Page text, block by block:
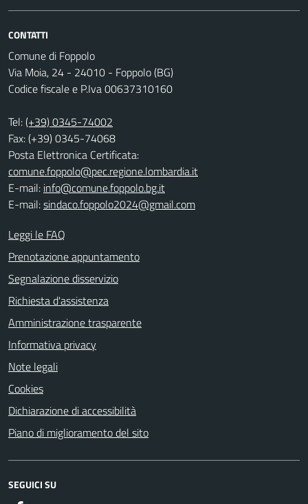
CONTATTI
Comune di Foppolo
Via Moia, 24 - 24010 - Foppolo (BG)
Codice fiscale e P.Iva 00637310160
Tel:(+39) 0345-74002
Fax: (+39) 0345-74068
Posta Elettronica Certificata:
comune.foppolo@pec.regione.lombardia.it
E-mail: info@comune.foppolo.bg.it
E-mail:sindaco.foppolo2024@gmail.com
Leggi le FAQ
Prenotazione appuntamento
Segnalazione disservizio
Richiesta d'assistenza
Amministrazione trasparente
Informativa privacy
Note legali
Cookies
Dichiarazione di accessibilità
Piano di miglioramento del sito
SEGUICI SU